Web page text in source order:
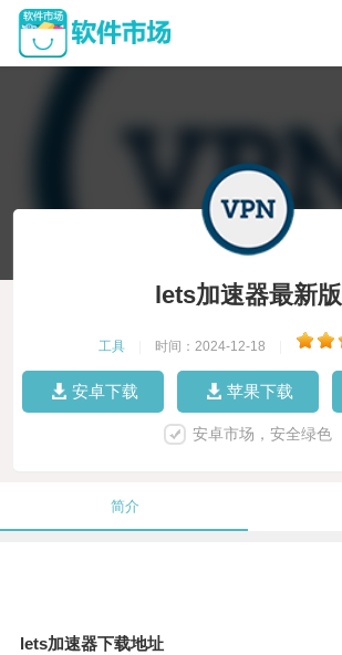
lets加速器最新版
工具 时间：2024-12-18
安卓下载 苹果下载
安卓市场，安全绿色
简介
lets加速器下载地址